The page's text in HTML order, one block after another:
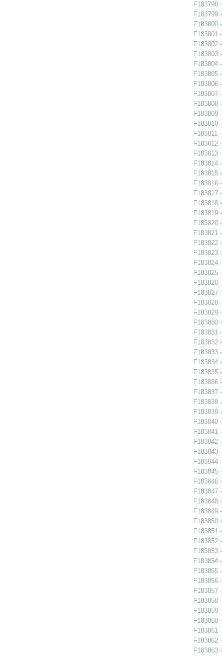
F183798
F183799
F183800
F183801
F183802
F183803
F183804
F183805
F183806
F183807
F183808
F183809
F183810
F183811
F183812
F183813
F183814
F183815
F183816
F183817
F183818
F183819
F183820
F183821
F183822
F183823
F183824
F183825
F183826
F183827
F183828
F183829
F183830
F183831
F183832
F183833
F183834
F183835
F183836
F183837
F183838
F183839
F183840
F183841
F183842
F183843
F183844
F183845
F183846
F183847
F183848
F183849
F183850
F183851
F183852
F183853
F183854
F183855
F183856
F183857
F183858
F183859
F183860
F183861
F183862
F183863